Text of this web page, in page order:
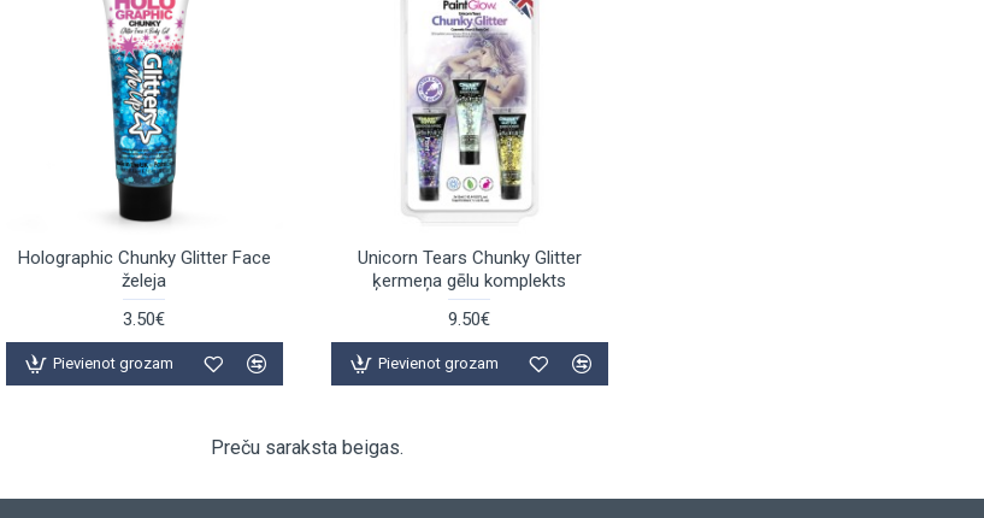
Holographic Chunky Glitter Face
želeja
3.50€
Pievienot grozam
Unicorn Tears Chunky Glitter
ķermeņa gēlu komplekts
9.50€
Pievienot grozam
Preču saraksta beigas.